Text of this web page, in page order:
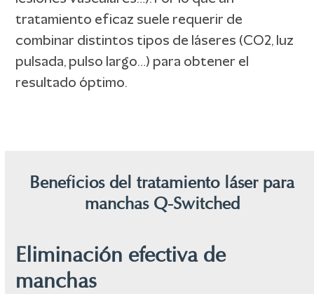
tratamiento eficaz suele requerir de
combinar distintos tipos de láseres (CO2, luz
pulsada, pulso largo…) para obtener el
resultado óptimo.
Beneficios del tratamiento láser para
manchas Q-Switched
Eliminación efectiva de
manchas